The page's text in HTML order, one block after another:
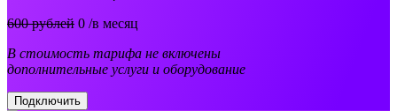
600 рублей 0 /в месяц
В стоимость тарифа не включены
дополнительные услуги и оборудование
Подключить